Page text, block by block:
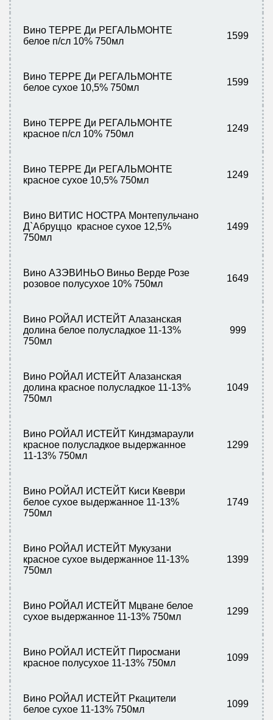
Вино ТЕРРЕ Ди РЕГАЛЬМОНТЕ
белое п/сл 10% 750мл
1599
Вино ТЕРРЕ Ди РЕГАЛЬМОНТЕ
белое сухое 10,5% 750мл
1599
Вино ТЕРРЕ Ди РЕГАЛЬМОНТЕ
красное п/сл 10% 750мл
1249
Вино ТЕРРЕ Ди РЕГАЛЬМОНТЕ
красное сухое 10,5% 750мл
1249
Вино ВИТИС НОСТРА Монтепульчано
Д`Абруццо красное сухое 12,5%
750мл
1499
Вино АЗЭВИНЬО Виньо Верде Розе
розовое полусухое 10% 750мл
1649
Вино РОЙАЛ ИСТЕЙТ Алазанская
долина белое полусладкое 11-13%
750мл
999
Вино РОЙАЛ ИСТЕЙТ Алазанская
долина красное полусладкое 11-13%
750мл
1049
Вино РОЙАЛ ИСТЕЙТ Киндзмараули
красное полусладкое выдержанное
11-13% 750мл
1299
Вино РОЙАЛ ИСТЕЙТ Киси Квеври
белое сухое выдержанное 11-13%
750мл
1749
Вино РОЙАЛ ИСТЕЙТ Мукузани
красное сухое выдержанное 11-13%
750мл
1399
Вино РОЙАЛ ИСТЕЙТ Мцване белое
сухое выдержанное 11-13% 750мл
1299
Вино РОЙАЛ ИСТЕЙТ Пиросмани
красное полусухое 11-13% 750мл
1099
Вино РОЙАЛ ИСТЕЙТ Ркацители
белое сухое 11-13% 750мл
1099